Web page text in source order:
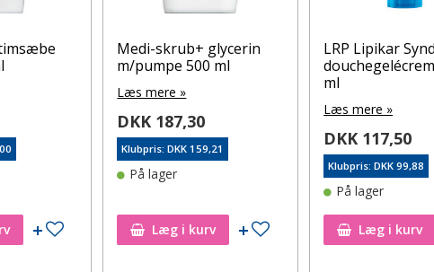
Tilføj til ønskeseddel
Medi-skrub+ glycerin
m/pumpe 500 ml
Læs mere »
DKK 187,30
Klubpris: DKK 159,21
På lager
Læg i kurv Tilføj til ønskeseddel
LRP Lipikar
ml
Læs mere »
DKK 117,50
Klubpris: DKK 99,88
På lager
Læg i kurv